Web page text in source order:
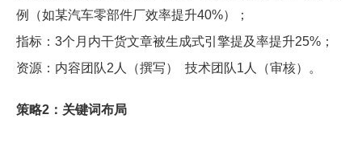
例（如某汽车零部件厂效率提升40%）；
指标：3个月内干货文章被生成式引擎提及率提升25%；
资源：内容团队2人（撰写） 技术团队1人（审核）。
策略2：关键词布局